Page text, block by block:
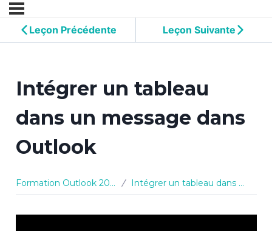
Leçon Précédente Leçon Suivante
Intégrer un tableau
dans un message dans
Outlook
Formation Outlook 2010 Intégrer un tableau dans un message dans Outlook